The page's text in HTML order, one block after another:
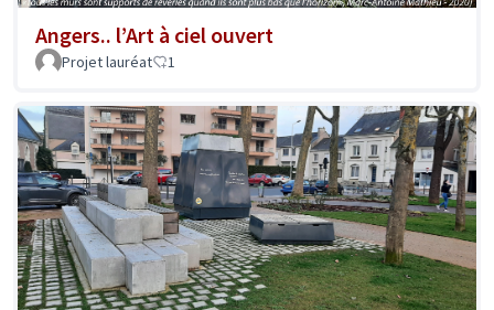
Angers.. l’Art à ciel ouvert
Projet lauréat 1